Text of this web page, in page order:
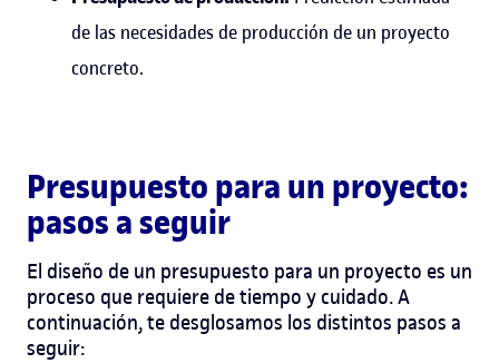
de las necesidades de producción de un proyecto
concreto.
Presupuesto para un proyecto:
pasos a seguir
El diseño de un presupuesto para un proyecto es un
proceso que requiere de tiempo y cuidado. A
continuación, te desglosamos los distintos pasos a
seguir: